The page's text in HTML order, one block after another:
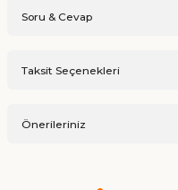
Soru & Cevap
Taksit Seçenekleri
Önerileriniz